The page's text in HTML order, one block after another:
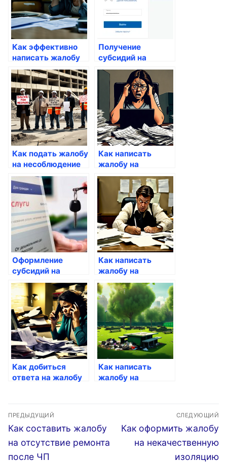
Как эффективно
написать жалобу
на отказ в
предоставлении
услуг
Получение
субсидий на
оплату
коммунальных
услуг
Как подать жалобу
на несоблюдение
сроков ремонта
коммуникаций
Как написать
жалобу на
перерасчет
платежей за ЖКХ
Оформление
субсидий на
оплату
коммунальных
услуг:
путеводитель для
россиян
Как написать
жалобу на
некачественное
обслуживание
Как добиться
ответа на жалобу
Как написать
жалобу на
Навигация
по
записям
ПРЕДЫДУЩИЙ
Предыдущая
запись:
Как составить жалобу
на отсутствие ремонта
после ЧП
СЛЕДУЮЩИЙ
Следующая
запись:
Как оформить жалобу
на некачественную
изоляцию